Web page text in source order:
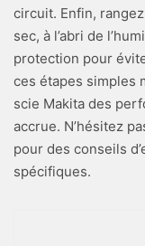
circuit. Enfin,
sec, à l’abri de
protection pour
ces étapes simples
scie Makita des
accrue. N’hésitez
pour des conseils
spécifiques.